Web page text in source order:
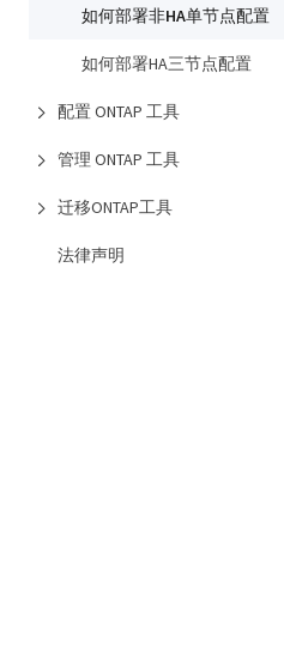
如何部署非HA单节点配置
如何部署HA三节点配置
配置 ONTAP 工具
管理 ONTAP 工具
迁移ONTAP工具
法律声明